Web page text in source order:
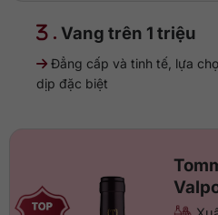
. Vang trên 1 triệu
Đẳng cấp và tinh tế, lựa
dịp đặc biệt